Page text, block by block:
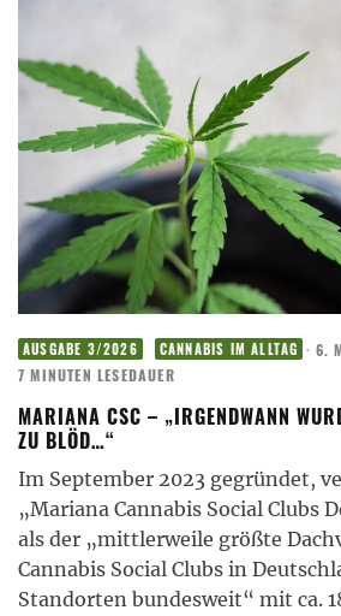
AUSGABE 3/2026 CANNABIS IM ALLTAG · 6.
7 MINUTEN LESEDAUER
MARIANA CSC – „IRGENDWANN
ZU BLÖD…“
Im September 2023 gegründet,
„Mariana Cannabis Social Clubs
als der „mittlerweile größte
Cannabis Social Clubs in
Standorten bundesweit“ mit ca.